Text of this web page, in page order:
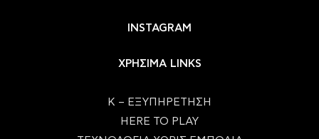
INSTAGRAM
ΧΡΗΣΙΜΑ LINKS
Κ – ΕΞΥΠΗΡΕΤΗΣΗ
HERE TO PLAY